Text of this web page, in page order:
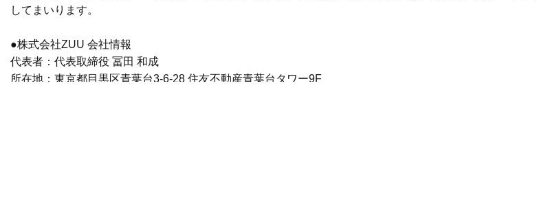
してまいります。
●株式会社ZUU 会社情報
代表者：代表取締役 冨田 和成
所在地：東京都目黒区青葉台3-6-28 住友不動産青葉台タワー9F